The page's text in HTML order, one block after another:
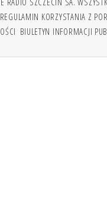
REGULAMIN KORZYSTANIA Z
BIULETYN INFORMACJI